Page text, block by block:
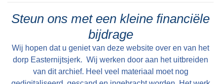
gevechtswaardigheid.Wij moesten dus opstaan,
doch doordat wij al zo vaak alarm hadden
gehad, dachten we, dat er nu ook weer niets
loos zou wezen. Zoodoende bleven we liggen
tot even voor half vier. Om die tijd stond ik als
vaak in gespeeld.Na de oorlog werden de
parachutes weer uit de mesthoop gehaald en
gewassen en heeft mem Rixtje Faber – Prins
van de parachutestof voor de kinderen en
nichtje Henny Heeringa jurkjes gemaakt. Het
naaigaren werd door de oudste jongens
Steun ons met een kleine financiële
bijdrage
Wij hopen dat u geniet van deze website over en van het
dorp Easternijtsjerk. Wij werken door aan het uitbreiden
van dit archief. Heel veel materiaal moet nog